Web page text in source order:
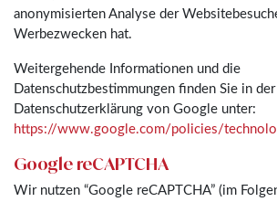
anonymisierten Analyse der
Werbezwecken hat.
Weitergehende Informationen und die
Datenschutzbestimmungen finden Sie in der
Datenschutzerklärung von Google unter:
https://www.google.com/policies/
Google reCAPTCHA
Wir nutzen “Google reCAPTCHA” (im